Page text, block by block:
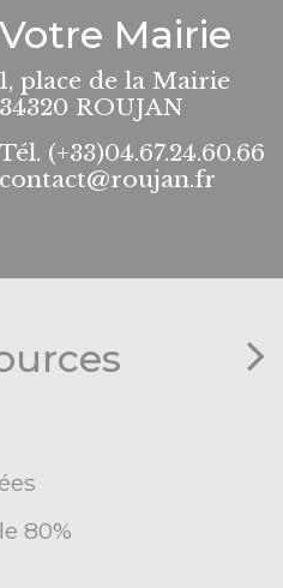
Votre Mairie
1, place de la Mairie
34320 ROUJAN
Tél. (+33)04.67.24.60.66
contact@roujan.fr
80%